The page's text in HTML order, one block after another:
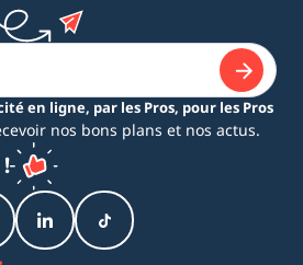
en ligne, par les Pros, pour les Pros
nos bons plans et nos actus.